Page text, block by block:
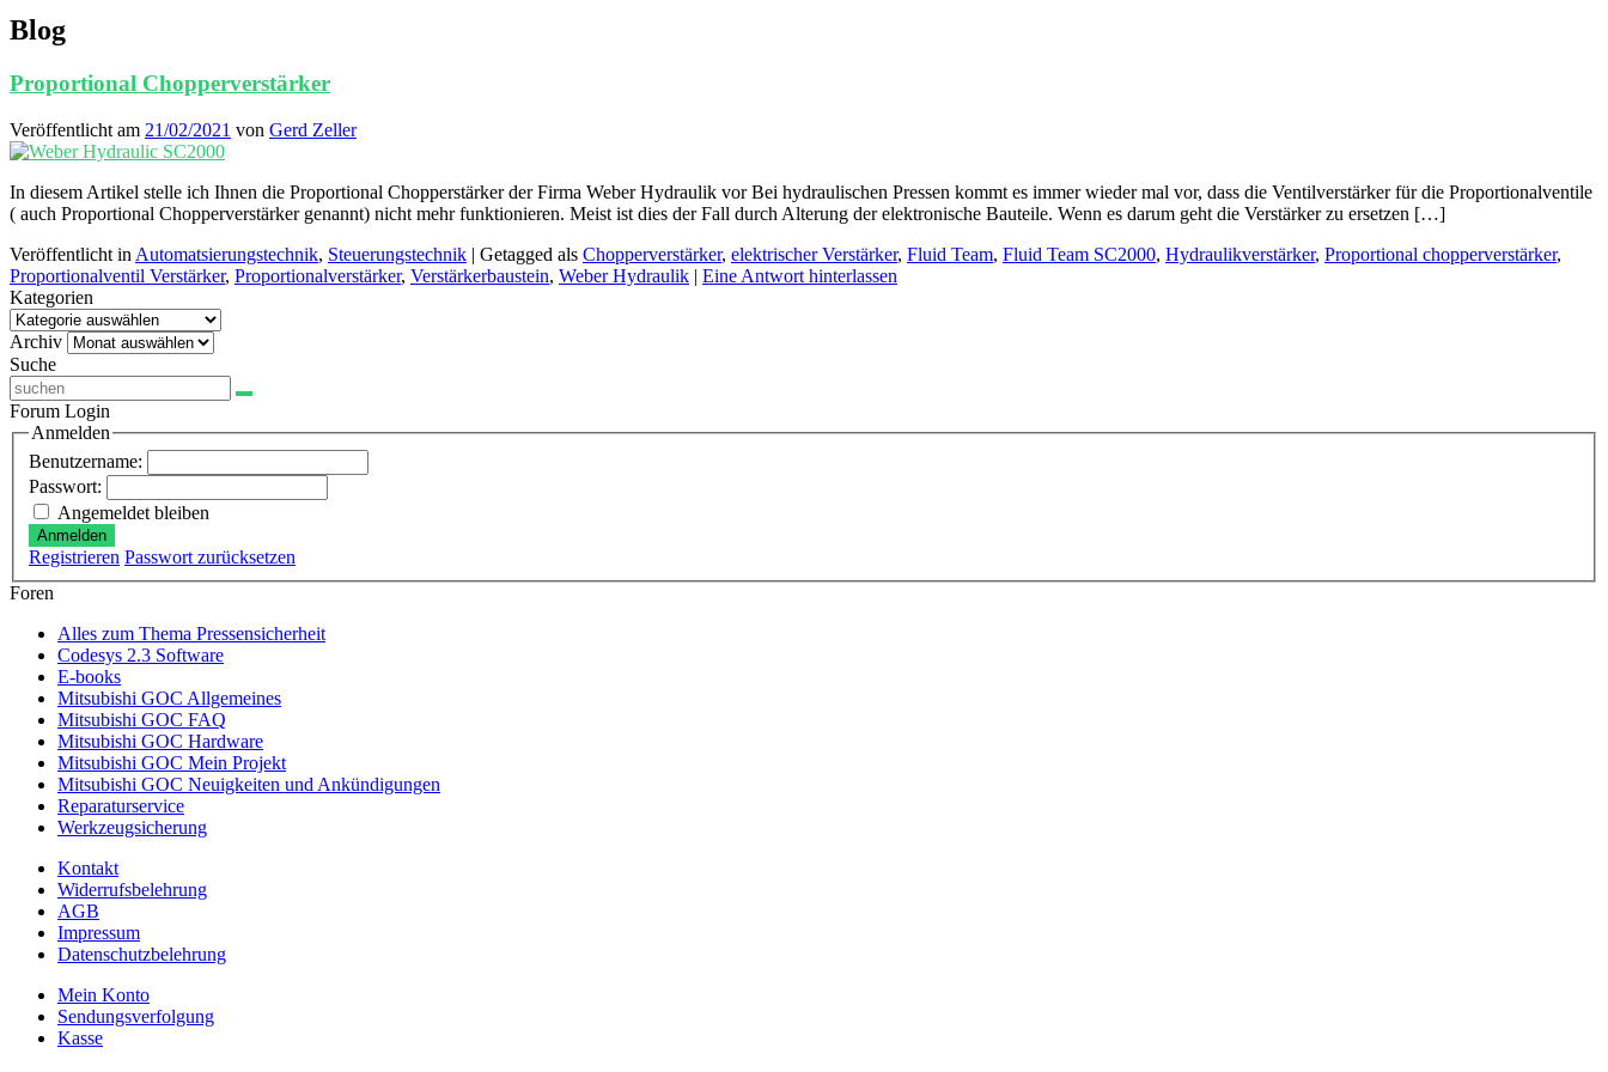
Blog
Proportional Chopperverstärker
Veröffentlicht am 21/02/2021 von Gerd Zeller
In diesem Artikel stelle ich Ihnen die Proportional Chopperstärker der Firma Weber Hydraulik vor Bei hydraulischen Pressen kommt es immer wieder mal vor, dass die Ventilverstärker für die Proportionalventile
( auch Proportional Chopperverstärker genannt) nicht mehr funktionieren. Meist ist dies der Fall durch Alterung der elektronische Bauteile. Wenn es darum geht die Verstärker zu ersetzen […]
Veröffentlicht in Automatsierungstechnik, Steuerungstechnik | Getagged als Chopperverstärker, elektrischer Verstärker, Fluid Team, Fluid Team SC2000, Hydraulikverstärker, Proportional chopperverstärker,
Proportionalventil Verstärker, Proportionalverstärker, Verstärkerbaustein, Weber Hydraulik | Eine Antwort hinterlassen
Kategorien
Kategorien
Archiv Archiv
Suche
Forum Login
Anmelden
Benutzername:
Passwort:
Angemeldet bleiben
Anmelden
Registrieren Passwort zurücksetzen
Foren
Alles zum Thema Pressensicherheit
Codesys 2.3 Software
E-books
Mitsubishi GOC Allgemeines
Mitsubishi GOC FAQ
Mitsubishi GOC Hardware
Mitsubishi GOC Mein Projekt
Mitsubishi GOC Neuigkeiten und Ankündigungen
Reparaturservice
Werkzeugsicherung
Kontakt
Widerrufsbelehrung
AGB
Impressum
Datenschutzbelehrung
Mein Konto
Sendungsverfolgung
Kasse